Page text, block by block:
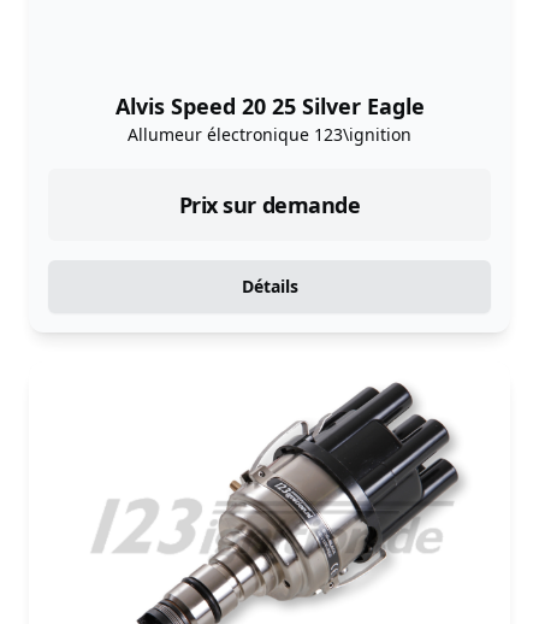
Alvis Speed 20 25 Silver Eagle
Allumeur électronique 123\ignition
Prix sur demande
Détails